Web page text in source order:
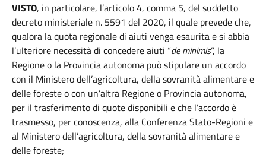
VISTO, in particolare, l’articolo 4, comma 5, del suddetto
decreto ministeriale n. 5591 del 2020, il quale prevede che,
qualora la quota regionale di aiuti venga esaurita e si abbia
l’ulteriore necessità di concedere aiuti “de minimis”, la
Regione o la Provincia autonoma può stipulare un accordo
con il Ministero dell’agricoltura, della sovranità alimentare e
delle foreste o con un’altra Regione o Provincia autonoma,
per il trasferimento di quote disponibili e che l’accordo è
trasmesso, per conoscenza, alla Conferenza Stato-Regioni e
al Ministero dell’agricoltura, della sovranità alimentare e
delle foreste;